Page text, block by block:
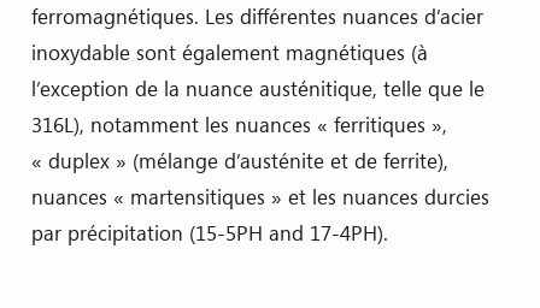
ferromagnétiques. Les différentes nuances d’acier
inoxydable sont également magnétiques (à
l’exception de la nuance austénitique, telle que le
316L), notamment les nuances « ferritiques »,
« duplex » (mélange d’austénite et de ferrite),
nuances « martensitiques » et les nuances durcies
par précipitation (15-5PH and 17-4PH).